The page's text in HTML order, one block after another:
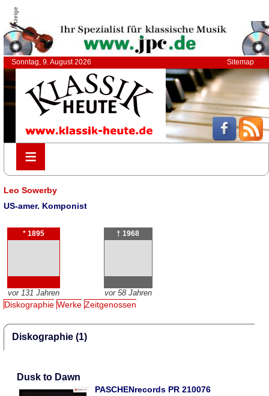
Anzeige
Sonntag, 9. August 2026 Sitemap
≡
≡
Leo Sowerby
US-amer. Komponist
* 1895
vor 131 Jahren
† 1968
vor 58 Jahren
Diskographie Werke Zeitgenossen
Diskographie (1)
Dusk to Dawn
PASCHENrecords PR 210076